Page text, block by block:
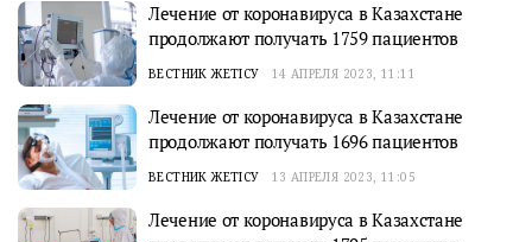
Лечение от коронавируса в Казахстане
продолжают получать 1759 пациентов
ВЕСТНИК ЖЕТІСУ 14 АПРЕЛЯ 2023, 11:11
Лечение от коронавируса в Казахстане
продолжают получать 1696 пациентов
ВЕСТНИК ЖЕТІСУ 13 АПРЕЛЯ 2023, 11:05
Лечение от коронавируса в Казахстане